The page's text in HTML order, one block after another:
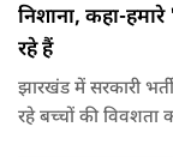
निशाना, कहा-
रहे हैं
झारखंड में सरकारी
रहे बच्चों की विवशता